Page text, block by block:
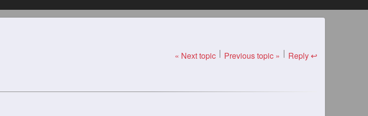
« Next topic Previous topic » Reply ↩